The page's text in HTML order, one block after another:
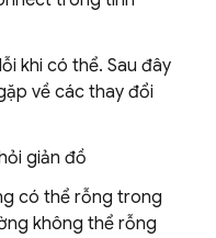
khi có thể. Sau đây
về các thay đổi
giản đồ
có thể rỗng trong
không thể rỗng